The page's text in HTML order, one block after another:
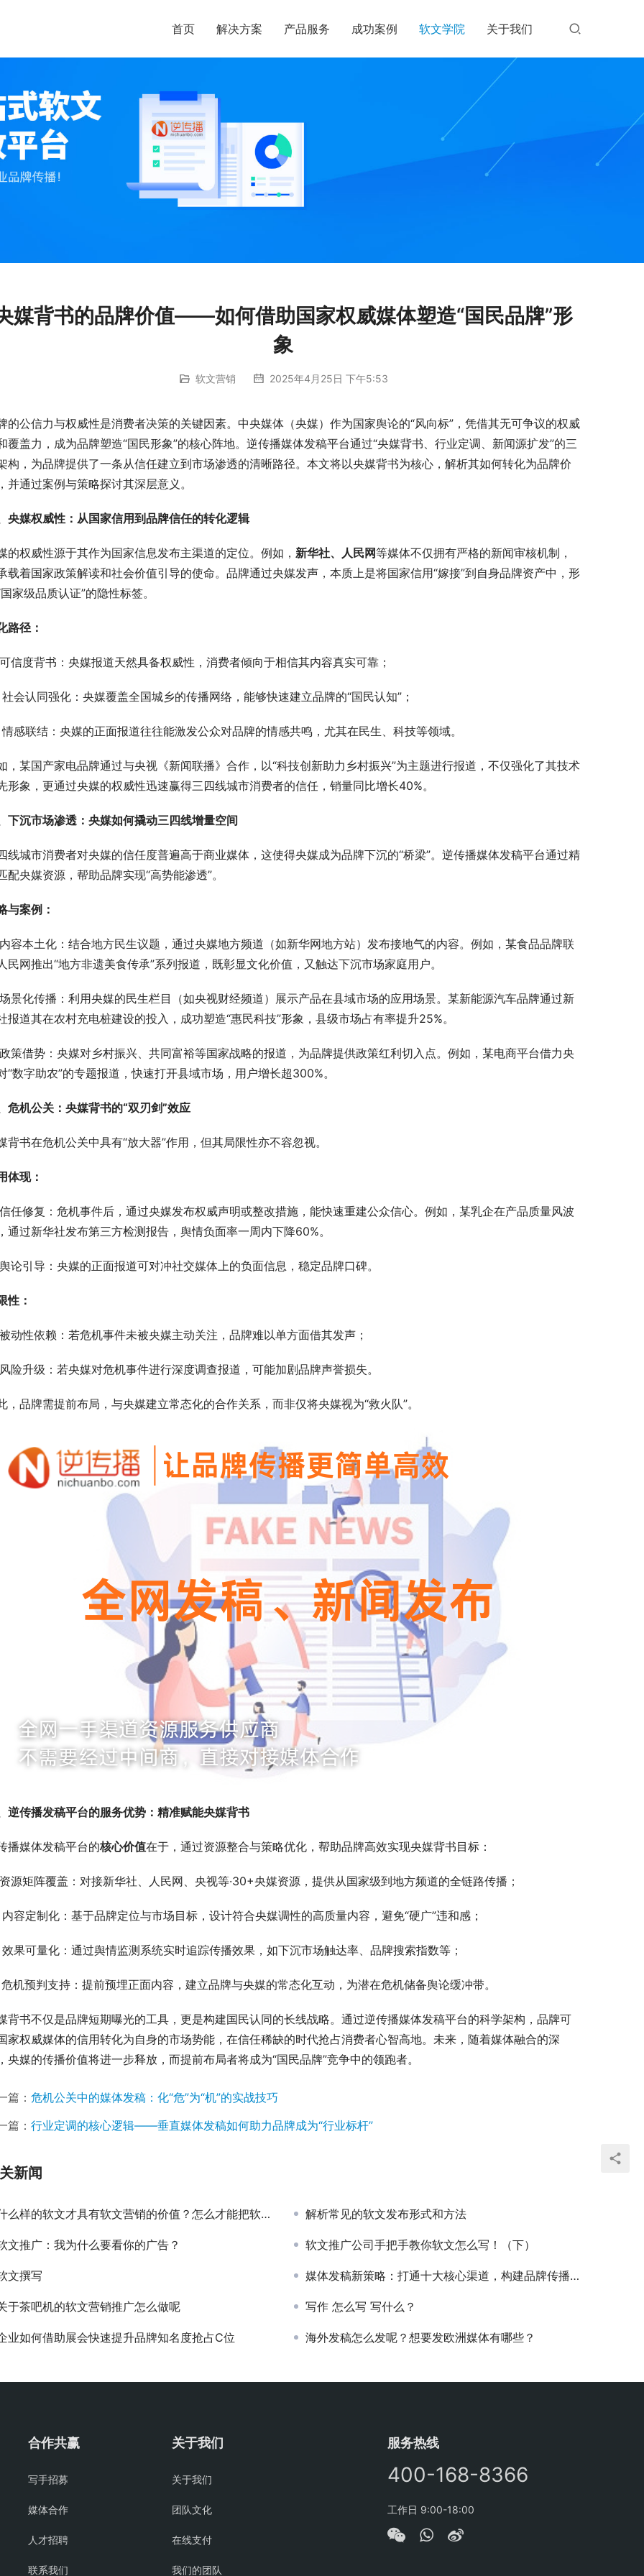
首页 解决方案 产品服务 成功案例 软文学院 关于我们
媒背书的品牌价值——如何借助国家权威媒体塑造“国民品牌”形
象
软文营销 2025年4月25日 下午5:53
的公信力与权威性是消费者决策的关键因素。中央媒体（央媒）作为国家舆论的“风向标”，凭借其无可争议的权威
覆盖力，成为品牌塑造“国民形象”的核心阵地。逆传播媒体发稿平台通过“央媒背书、行业定调、新闻源扩发”的三
构，为品牌提供了一条从信任建立到市场渗透的清晰路径。本文将以央媒背书为核心，解析其如何转化为品牌价
并通过案例与策略探讨其深层意义。
央媒权威性：从国家信用到品牌信任的转化逻辑
的权威性源于其作为国家信息发布主渠道的定位。例如， 新华社、人民网等媒体不仅拥有严格的新闻审核机制，
载着国家政策解读和社会价值引导的使命。品牌通过央媒发声，本质上是将国家信用“嫁接”到自身品牌资产中，形
国家级品质认证”的隐性标签。
路径：
可信度背书：央媒报道天然具备权威性，消费者倾向于相信其内容真实可靠；
社会认同强化：央媒覆盖全国城乡的传播网络，能够快速建立品牌的“国民认知”；
情感联结：央媒的正面报道往往能激发公众对品牌的情感共鸣，尤其在民生、科技等领域。
，某国产家电品牌通过与央视《新闻联播》合作，以“科技创新助力乡村振兴”为主题进行报道，不仅强化了其技术
形象，更通过央媒的权威性迅速赢得三四线城市消费者的信任，销量同比增长40%。
下沉市场渗透：央媒如何撬动三四线增量空间
线城市消费者对央媒的信任度普遍高于商业媒体，这使得央媒成为品牌下沉的“桥梁”。逆传播媒体发稿平台通过精
配央媒资源，帮助品牌实现“高势能渗透”。
与案例：
容本土化：结合地方民生议题，通过央媒地方频道（如新华网地方站）发布接地气的内容。例如，某食品品牌联
民网推出“地方非遗美食传承”系列报道，既彰显文化价值，又触达下沉市场家庭用户。
景化传播：利用央媒的民生栏目（如央视财经频道）展示产品在县域市场的应用场景。某新能源汽车品牌通过新
报道其在农村充电桩建设的投入，成功塑造“惠民科技”形象，县级市场占有率提升25%。
策借势：央媒对乡村振兴、共同富裕等国家战略的报道，为品牌提供政策红利切入点。例如，某电商平台借力央
“数字助农”的专题报道，快速打开县域市场，用户增长超300%。
危机公关：央媒背书的“双刃剑”效应
背书在危机公关中具有“放大器”作用，但其局限性亦不容忽视。
体现：
任修复：危机事件后，通过央媒发布权威声明或整改措施，能快速重建公众信心。例如，某乳企在产品质量风波
通过新华社发布第三方检测报告，舆情负面率一周内下降60%。
论引导：央媒的正面报道可对冲社交媒体上的负面信息，稳定品牌口碑。
性：
动性依赖：若危机事件未被央媒主动关注，品牌难以单方面借其发声；
险升级：若央媒对危机事件进行深度调查报道，可能加剧品牌声誉损失。
，品牌需提前布局，与央媒建立常态化的合作关系，而非仅将央媒视为“救火队”。
逆传播发稿平台的服务优势：精准赋能央媒背书
播媒体发稿平台的核心价值在于，通过资源整合与策略优化，帮助品牌高效实现央媒背书目标：
资源矩阵覆盖：对接新华社、人民网、央视等·30+央媒资源，提供从国家级到地方频道的全链路传播；
内容定制化：基于品牌定位与市场目标，设计符合央媒调性的高质量内容，避免“硬广”违和感；
效果可量化：通过舆情监测系统实时追踪传播效果，如下沉市场触达率、品牌搜索指数等；
危机预判支持：提前预埋正面内容，建立品牌与央媒的常态化互动，为潜在危机储备舆论缓冲带。
背书不仅是品牌短期曝光的工具，更是构建国民认同的长线战略。通过逆传播媒体发稿平台的科学架构，品牌可
家权威媒体的信用转化为自身的市场势能，在信任稀缺的时代抢占消费者心智高地。未来，随着媒体融合的深
央媒的传播价值将进一步释放，而提前布局者将成为“国民品牌”竞争中的领跑者。
篇： 危机公关中的媒体发稿：化“危”为“机”的实战技巧
篇： 行业定调的核心逻辑——垂直媒体发稿如何助力品牌成为“行业标杆”
新闻
么样的软文才具有软文营销的价值？怎么才能把软文营销价值最大化 解析常见的软文发布形式和方法
文推广：我为什么要看你的广告？ 软文推广公司手把手教你软文怎么写！（下）
文撰写 媒体发稿新策略：打通十大核心渠道，构建品牌传播系统
于茶吧机的软文营销推广怎么做呢 写作 怎么写 写什么？
业如何借助展会快速提升品牌知名度抢占C位 海外发稿怎么发呢？想要发欧洲媒体有哪些？
合作共赢
写手招募
媒体合作
人才招聘
联系我们
关于我们
关于我们
团队文化
在线支付
我们的团队
服务热线
400-168-8366
工作日 9:00-18:00